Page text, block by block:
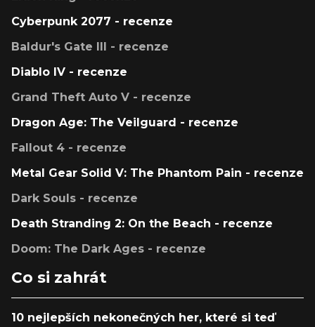
Cyberpunk 2077 - recenze
Baldur's Gate III - recenze
Diablo IV - recenze
Grand Theft Auto V - recenze
Dragon Age: The Veilguard - recenze
Fallout 4 - recenze
Metal Gear Solid V: The Phantom Pain - recenze
Dark Souls - recenze
Death Stranding 2: On the Beach - recenze
Doom: The Dark Ages - recenze
Co si zahrát
10 nejlepších nekonečných her, které si teď